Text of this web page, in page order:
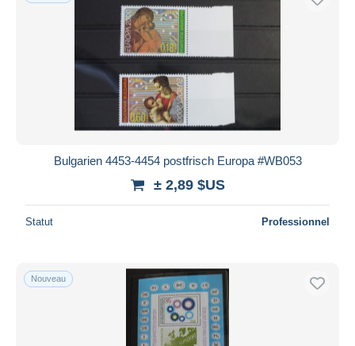
Bulgarien 4453-4454 postfrisch Europa #WB053
± 2,89 $US
Statut Professionnel
Nouveau